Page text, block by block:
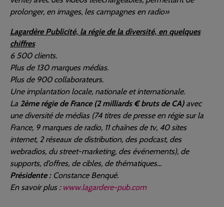
prolonger, en images, les campagnes en radio»
Lagardère Publicité, la régie de la diversité, en quelques
chiffres
6 500 clients.
Plus de 130 marques médias.
Plus de 900 collaborateurs.
Une implantation locale, nationale et internationale.
La 2ème régie de France (2 milliards € bruts de CA)avec
une diversité de médias (74 titres de presse en régie sur la
France, 9 marques de radio, 11 chaînes de tv, 40 sites
internet, 2 réseaux de distribution, des podcast, des
webradios, du street-marketing, des événements), de
supports, d’offres, de cibles, de thématiques…
Présidente :Constance Benqué.
En savoir plus : www.lagardere-pub.com